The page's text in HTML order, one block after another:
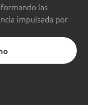
las
impulsada por